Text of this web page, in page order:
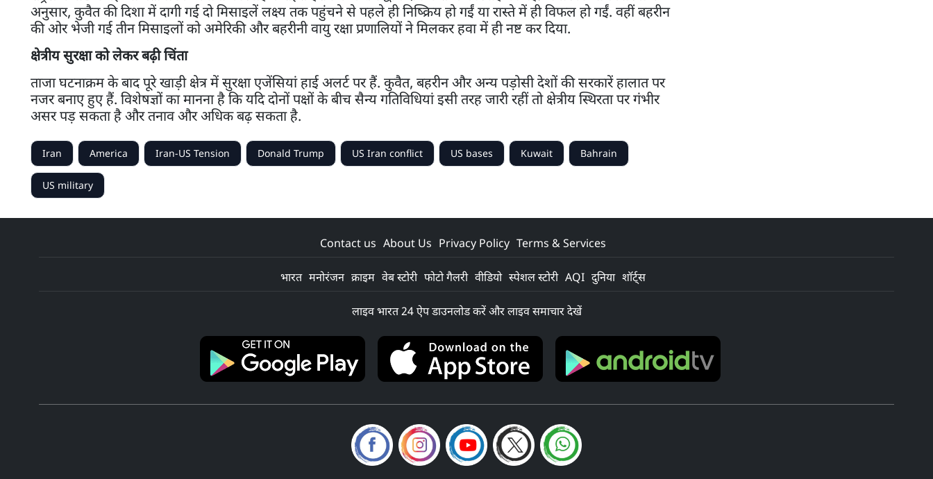
अनुसार, कुवैत की दिशा में दागी गई दो मिसाइलें लक्ष्य तक पहुंचने से पहले ही निष्क्रिय हो गईं या रास्ते में ही विफल हो गईं. वहीं बहरीन
की ओर भेजी गई तीन मिसाइलों को अमेरिकी और बहरीनी वायु रक्षा प्रणालियों ने मिलकर हवा में ही नष्ट कर दिया.
क्षेत्रीय सुरक्षा को लेकर बढ़ी चिंता
ताजा घटनाक्रम के बाद पूरे खाड़ी क्षेत्र में सुरक्षा एजेंसियां हाई अलर्ट पर हैं. कुवैत, बहरीन और अन्य पड़ोसी देशों की सरकारें हालात पर
नजर बनाए हुए हैं. विशेषज्ञों का मानना है कि यदि दोनों पक्षों के बीच सैन्य गतिविधियां इसी तरह जारी रहीं तो क्षेत्रीय स्थिरता पर गंभीर
असर पड़ सकता है और तनाव और अधिक बढ़ सकता है.
Iran America Iran-US Tension Donald Trump US Iran conflict US bases Kuwait Bahrain
US military
Contact us About Us Privacy Policy Terms & Services
भारत मनोरंजन क्राइम वेब स्टोरी फोटो गैलरी वीडियो स्पेशल स्टोरी AQI दुनिया शॉर्ट्स
लाइव भारत 24 ऐप डाउनलोड करें और लाइव समाचार देखें